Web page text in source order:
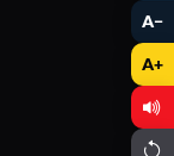
A−
A+